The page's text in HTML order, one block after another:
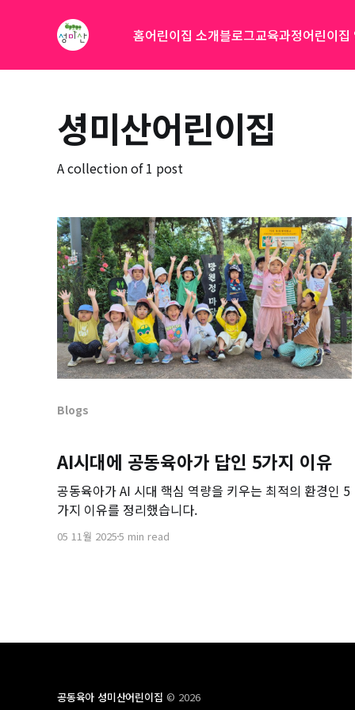
홈어린이집 소개블로그교육과정어린이집
셩미산어린이집
A collection of 1 post
Blogs
AI시대에 공동육아가 답인 5가지 이유
공동육아가 AI 시대 핵심 역량을 키우는 최적의 환경인 5
가지 이유를 정리했습니다.
05 11월 20255 min read
공동육아 성미산어린이집 © 2026